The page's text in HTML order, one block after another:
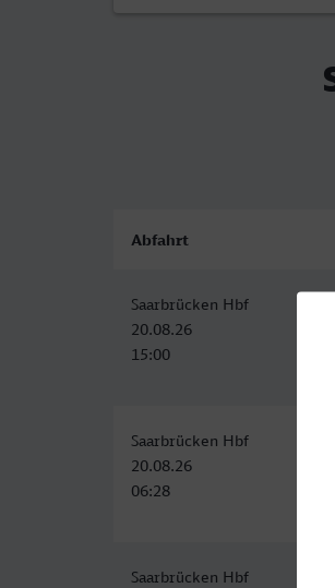
Abfahrt
Saarbrücken Hbf
20.08.26
15:00
Saarbrücken Hbf
20.08.26
06:28
Saarbrücken Hbf